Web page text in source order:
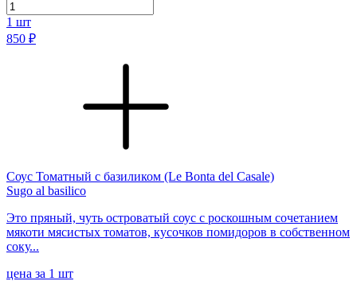
1 шт
850 ₽
Соус Томатный с базиликом (Le Bonta del Casale)
Sugo al basilico
Это пряный, чуть островатый соус с роскошным сочетанием
мякоти мясистых томатов, кусочков помидоров в собственном
соку...
цена за 1 шт